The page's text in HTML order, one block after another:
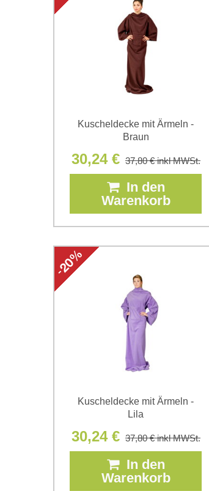
Kuscheldecke mit Ärmeln -
Braun
30,24 € 37,80 €inkl MWSt.
In den
Warenkorb
Kuscheldecke mit Ärmeln -
Lila
30,24 € 37,80 €inkl MWSt.
In den
Warenkorb